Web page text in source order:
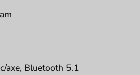
axe, Bluetooth 5.1